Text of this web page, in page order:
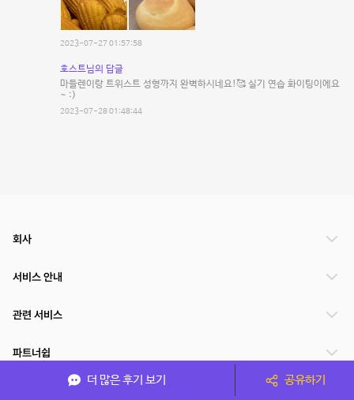
2023-07-27 01:57:58
호스트님의 답글
마들렌이랑 트위스트 성형까지 완벽하시네요!🥰 실기 연습 화이팅이에요
~ :)
2023-07-28 01:48:44
더 많은 후기 보기 공유하기
회사
서비스 안내
관련 서비스
파트너쉽
서비스 제공 국가